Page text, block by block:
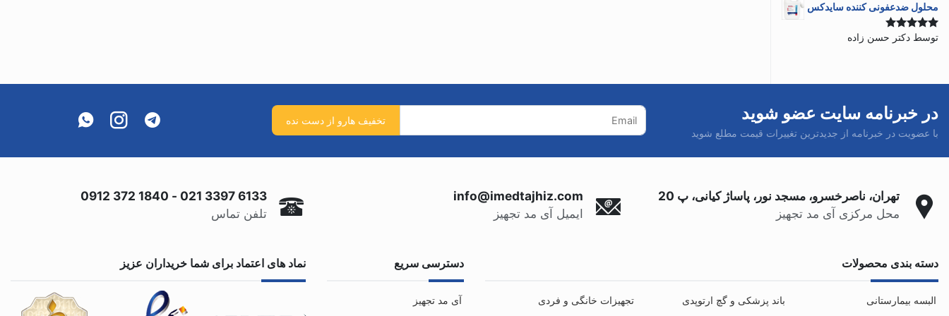
محلول ضدعفونی کننده سایدکس
نمره 5از 5
توسط دکتر حسن زاده
در خبرنامه سایت عضو شوید
با عضویت در خبرنامه از جدیدترین تغییرات قیمت مطلع شوید
تهران، ناصرخسرو، مسجد نور، پاساژ کیانی، پ 20
محل مرکزی آی مد تجهیز
info@imedtajhiz.com
ایمیل آی مد تجهیز
021 3397 6133
-
0912 372 1840
تلفن تماس
دسته بندی محصولات
البسه بیمارستانی باند پزشکی و گچ ارتوپدی تجهیزات خانگی و فردی
دسترسی سریع
آی مد تجهیز
نماد های اعتماد برای شما خریداران عزیز